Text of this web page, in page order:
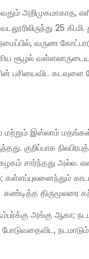
25
வருண
சூழல்
பசியைவிட
குறிப்பாக
சார்ந்தது
திருமூலரை